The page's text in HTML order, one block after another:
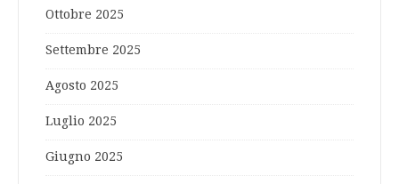
Ottobre 2025
Settembre 2025
Agosto 2025
Luglio 2025
Giugno 2025